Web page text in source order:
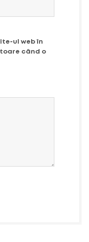
ul web în
când o